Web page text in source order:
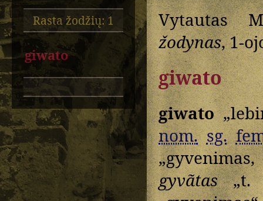
Rasta žodžių: 1
giwato
Vytautas
žodynas, 1-
giwato
giwato
nom. sg.
gyvãtas„t.